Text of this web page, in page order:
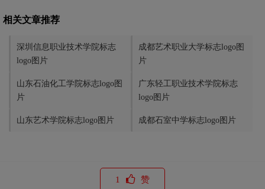
相关文章推荐
深圳信息职业技术学院标志
logo图片
成都艺术职业大学标志logo图
片
山东石油化工学院标志logo图
片
广东轻工职业技术学院标志
logo图片
山东艺术学院标志logo图片 成都石室中学标志logo图片
1 赞